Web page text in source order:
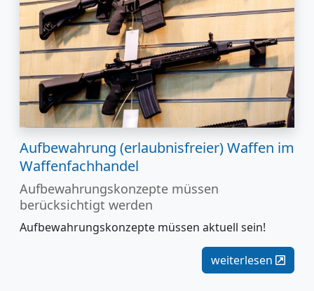
Aufbewahrung (erlaubnisfreier) Waffen im
Waffenfachhandel
Aufbewahrungskonzepte müssen
berücksichtigt werden
Aufbewahrungskonzepte müssen aktuell sein!
weiterlesen